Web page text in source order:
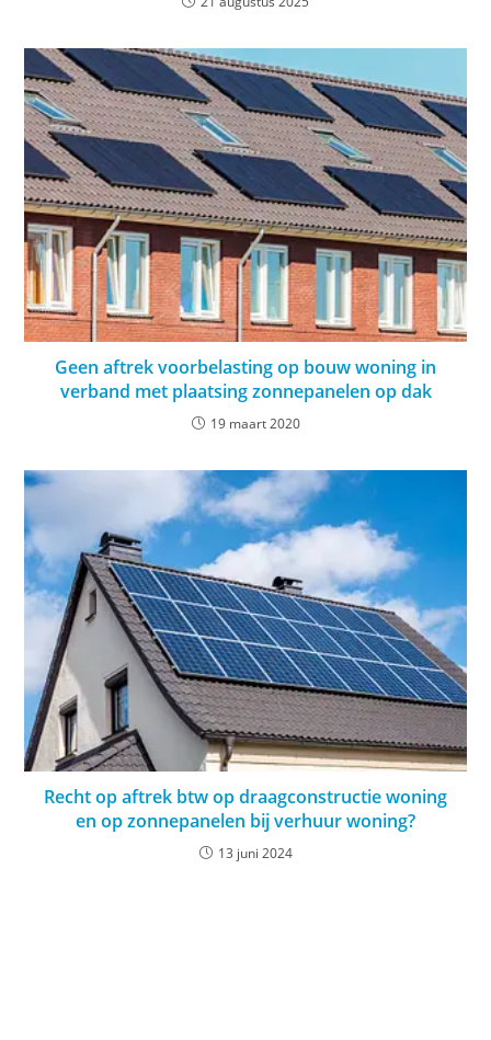
Geen aftrek voorbelasting op bouw woning in
verband met plaatsing zonnepanelen op dak
19 maart 2020
Recht op aftrek btw op draagconstructie woning
en op zonnepanelen bij verhuur woning?
13 juni 2024